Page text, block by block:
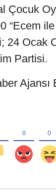
Çocuk
“Ecem
24 Ocak
Partisi.
Ajansı